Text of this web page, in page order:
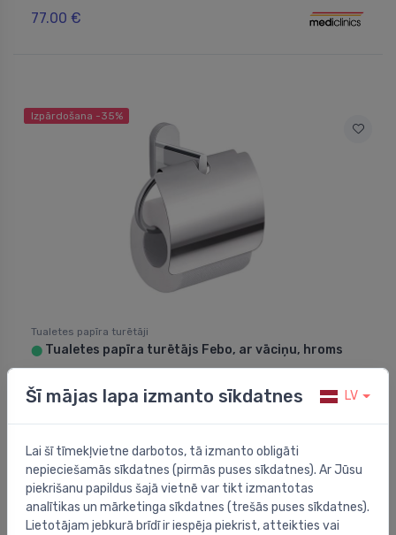
77.00 €
Izpārdošana -35%
Tualetes papīra turētāji
⬤ Tualetes papīra turētājs Febo, ar vāciņu, hroms
Šī mājas lapa izmanto sīkdatnes LV
Lai šī tīmekļvietne darbotos, tā izmanto obligāti
nepieciešamās sīkdatnes (pirmās puses sīkdatnes). Ar Jūsu
piekrišanu papildus šajā vietnē var tikt izmantotas
analītikas un mārketinga sīkdatnes (trešās puses sīkdatnes).
Lietotājam jebkurā brīdī ir iespēja piekrist, atteikties vai